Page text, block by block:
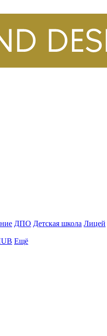
ДПО Детская школа Лицей
Ещё